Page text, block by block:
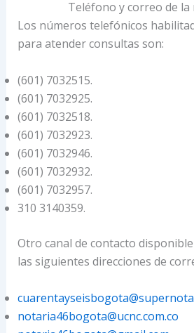
Teléfono y correo de la
Los números telefónicos
para atender consultas son:
(601) 7032515.
(601) 7032925.
(601) 7032518.
(601) 7032923.
(601) 7032946.
(601) 7032932.
(601) 7032957.
310 3140359.
Otro canal de contacto
las siguientes direcciones de
notaria46bogota@ucnc.com.co